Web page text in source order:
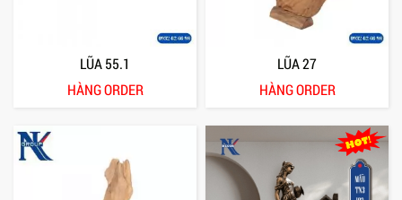
LŨA 55.1
HÀNG ORDER
LŨA 27
HÀNG ORDER